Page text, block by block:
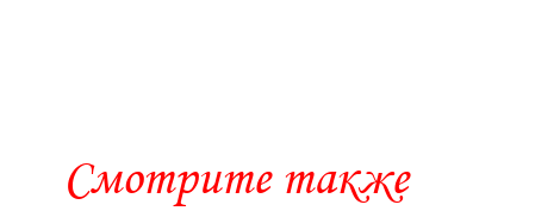
Смотрите также